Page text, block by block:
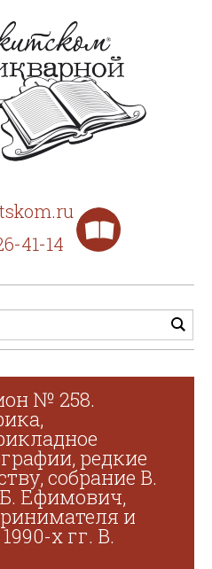
41-14
№ 258.
редкие
собрание В.
Ефимович,
и
х гг. В.